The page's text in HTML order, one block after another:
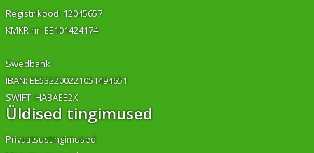
Registrikood: 12045657
KMKR nr: EE101424174
Swedbank
IBAN: EE532200221051494651
SWIFT: HABAEE2X
Üldised tingimused
Privaatsustingimused